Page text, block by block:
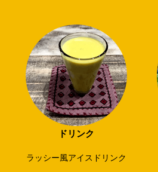
ドリンク
ラッシー風アイスドリンク